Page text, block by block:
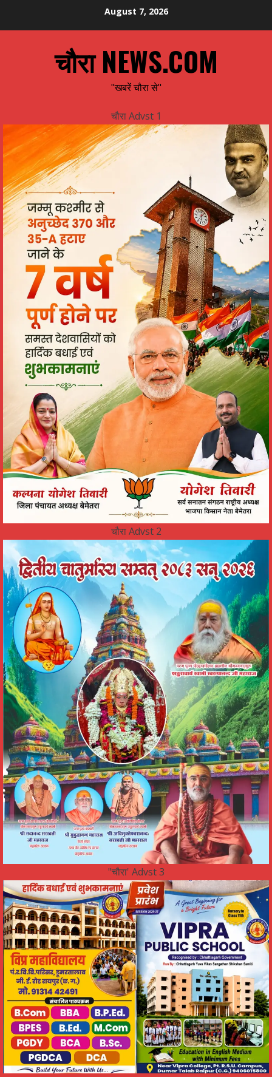
August 7, 2026
चौरा NEWS.COM
"खबरें चौरा से"
चौरा Advst 1
चौरा Advst 2
"चौरा' Advst 3